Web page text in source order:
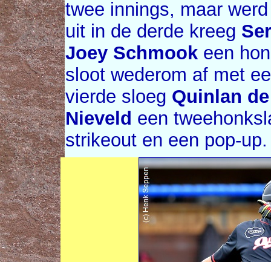
twee innings, maar
uit in de derde kreeg
Joey Schmookeen
sloot wederom af met
vierde sloeg Quinlan
Nieveld een
strikeout en een pop-up.